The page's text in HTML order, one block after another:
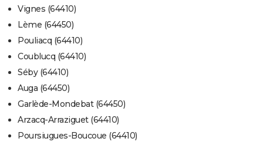
Vignes (64410)
Lème (64450)
Pouliacq (64410)
Coublucq (64410)
Séby (64410)
Auga (64450)
Garlède-Mondebat (64450)
Arzacq-Arraziguet (64410)
Poursiugues-Boucoue (64410)